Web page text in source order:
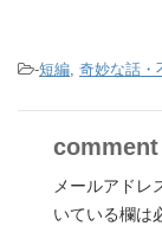
-短編, 奇妙な話・
comment
メールアドレ
いている欄は